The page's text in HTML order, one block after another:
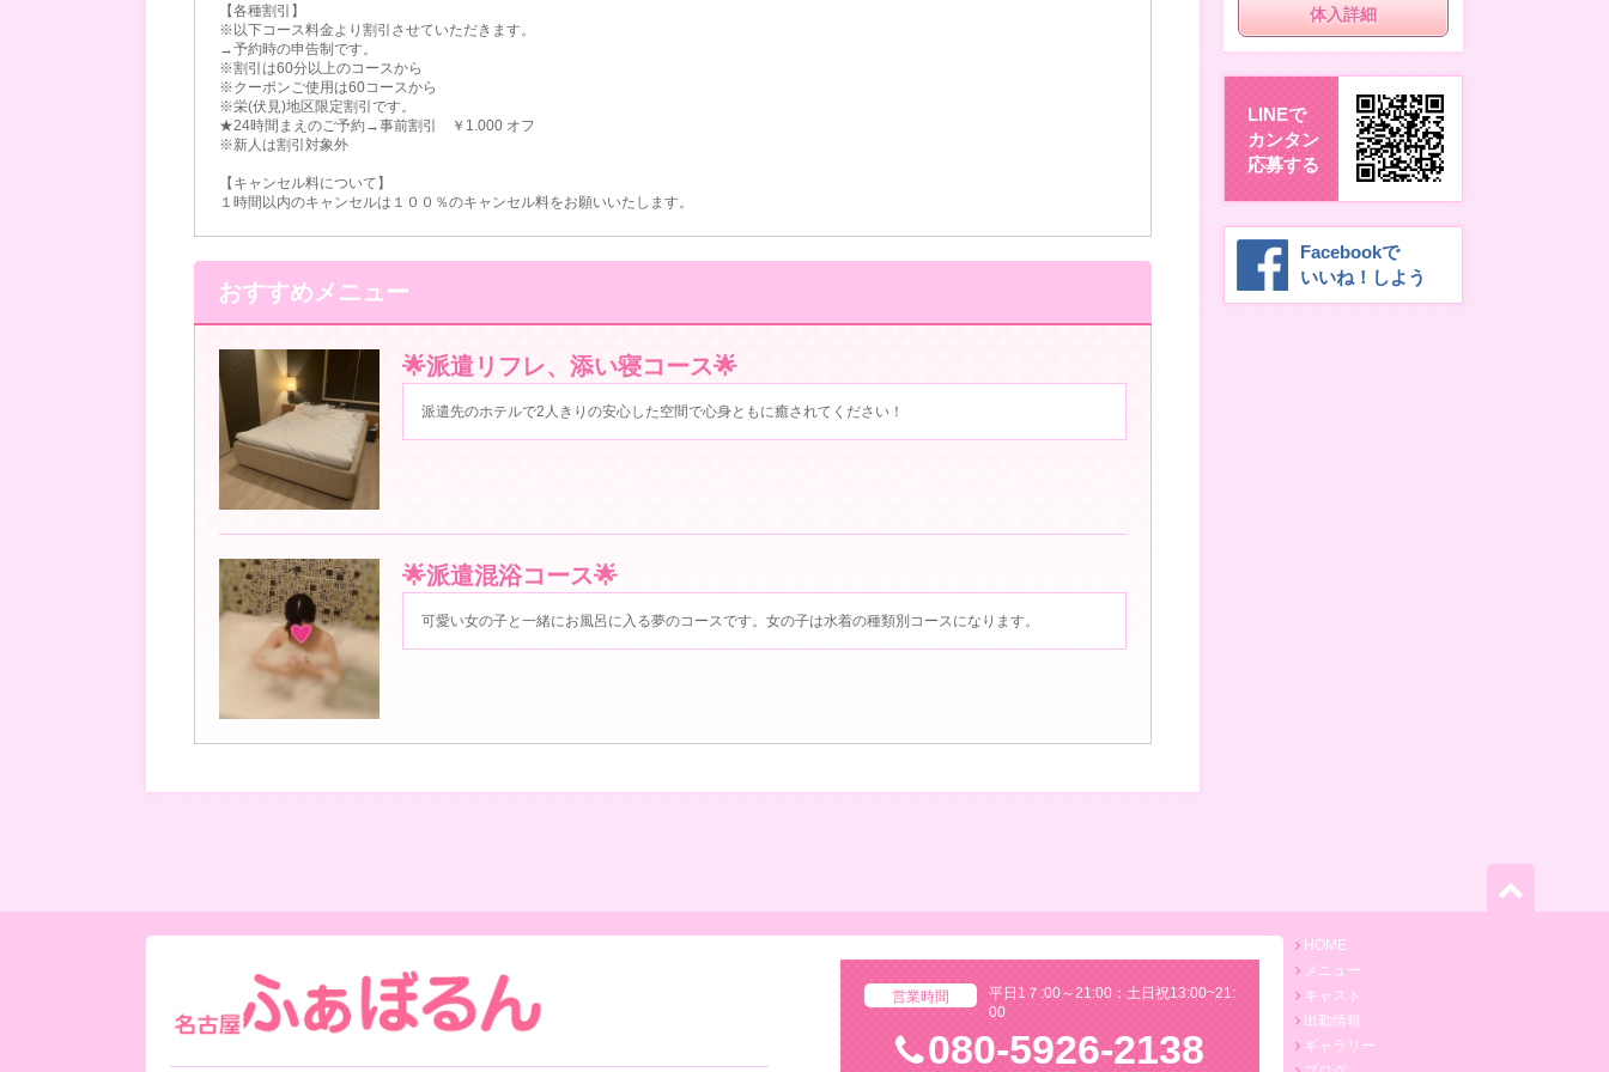
【各種割引】
※以下コース料金より割引させていただきます。
→予約時の申告制です。
※割引は60分以上のコースから
※クーポンご使用は60コースから
※栄(伏見)地区限定割引です。
★24時間まえのご予約→事前割引 ￥1.000 オフ
※新人は割引対象外
【キャンセル料について】
１時間以内のキャンセルは１００％のキャンセル料をお願いいたします。
おすすめメニュー
︎🌟派遣リフレ、添い寝コース︎🌟
派遣先のホテルで2人きりの安心した空間で心身ともに癒されてください！
︎🌟派遣混浴コース︎🌟
可愛い女の子と一緒にお風呂に入る夢のコースです。女の子は水着の種類別コースになります。
体入詳細
LINEで
カンタン
応募する
Facebookで
いいね！しよう
HOME
メニュー
キャスト
出勤情報
ギャラリー
営業時間
平日1７:00～21:00：土日祝13:00~21:
00
080-5926-2138